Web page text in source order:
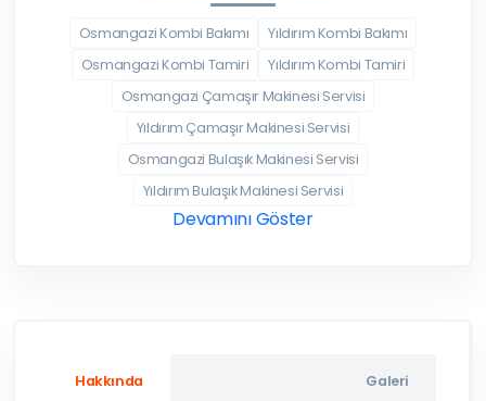
Osmangazi Kombi Bakımı
Yıldırım Kombi Bakımı
Osmangazi Kombi Tamiri
Yıldırım Kombi Tamiri
Osmangazi Çamaşır Makinesi Servisi
Yıldırım Çamaşır Makinesi Servisi
Osmangazi Bulaşık Makinesi Servisi
Yıldırım Bulaşık Makinesi Servisi
Devamını Göster
Hakkında Galeri